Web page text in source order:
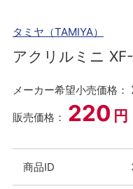
タミヤ（TAMIYA）
アクリルミニ
メーカー希望小売価格：
販売価格： 220 円
商品ID